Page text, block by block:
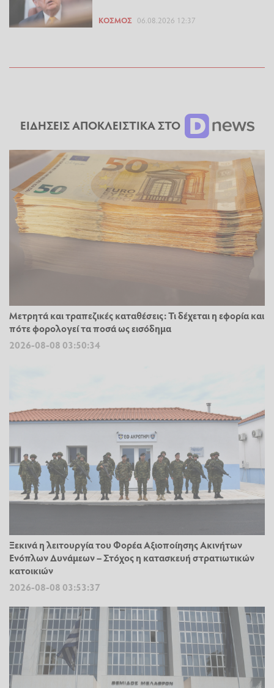
ΚΌΣΜΟΣ 06.08.2026 12:37
ΕΙΔΗΣΕΙΣ ΑΠΟΚΛΕΙΣΤΙΚΑ ΣΤΟ
Μετρητά και τραπεζικές καταθέσεις: Τι δέχεται η εφορία και
πότε φορολογεί τα ποσά ως εισόδημα
2026-08-08 03:50:34
Ξεκινά η λειτουργία του Φορέα Αξιοποίησης Ακινήτων
Ενόπλων Δυνάμεων – Στόχος η κατασκευή στρατιωτικών
κατοικιών
2026-08-08 03:53:37